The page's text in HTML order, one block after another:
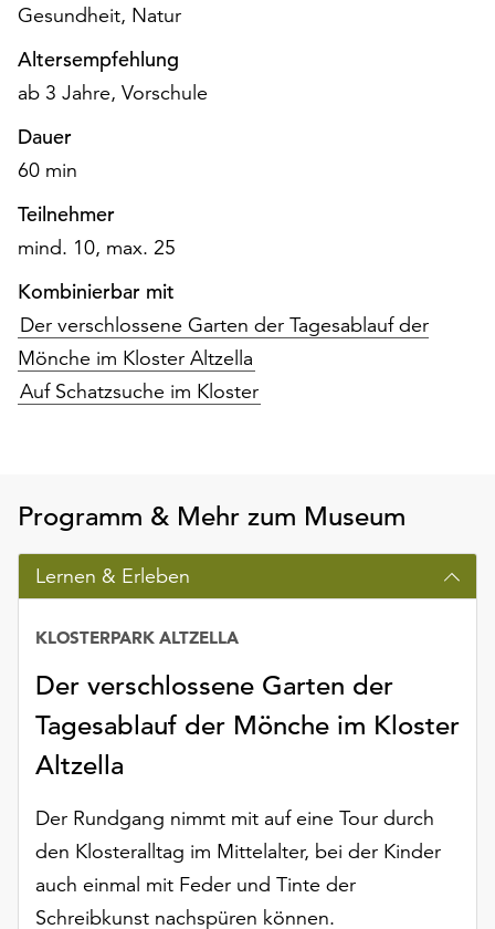
Seite
die
Schaltfläche
„Cookie-
Einstellungen“
zur
Verfügung.
Funktionale
Cookies
werden
auch
ohne
Ihr
Einverständnis
weiterhin
ausgeführt.
verwendeten
Cookies
anpassen,
erreichen
Sie
die
Einstellungen
über
die
Schaltfläche
„Auswählen“.
Weitere
Informationen
finden
Sie
Gesundheit, Natur
Altersempfehlung
ab 3 Jahre, Vorschule
Dauer
60 min
Teilnehmer
mind. 10, max. 25
Kombinierbar mit
Der verschlossene Garten der Tagesablauf der
Mönche im Kloster Altzella
Auf Schatzsuche im Kloster
Programm & Mehr zum Museum
Lernen & Erleben
Der verschlossene Garten der
Tagesablauf der Mönche im Kloster
Altzella
KLOSTERPARK ALTZELLA
Der Rundgang nimmt mit auf eine Tour durch
den Klosteralltag im Mittelalter, bei der Kinder
auch einmal mit Feder und Tinte der
Schreibkunst nachspüren können.